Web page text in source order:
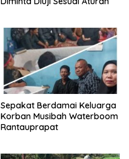
Sepakat Berdamai Keluarga
Korban Musibah Waterboom
Rantauprapat